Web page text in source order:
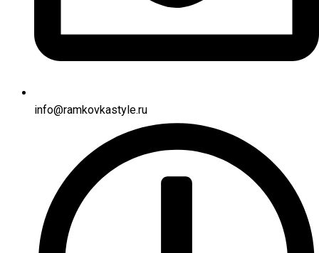
info@ramkovkastyle.ru